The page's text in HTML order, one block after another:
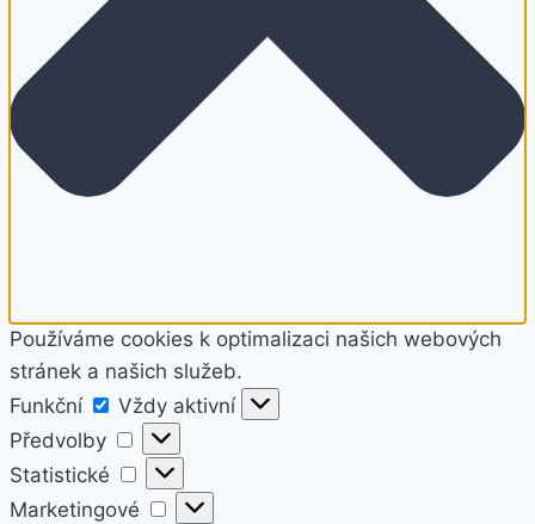
Používáme cookies k optimalizaci našich webových
stránek a našich služeb.
Funkční
Funkční
Vždy aktivní
Předvolby
Předvolby
Statistické
Statistické
Marketingové
Marketingové